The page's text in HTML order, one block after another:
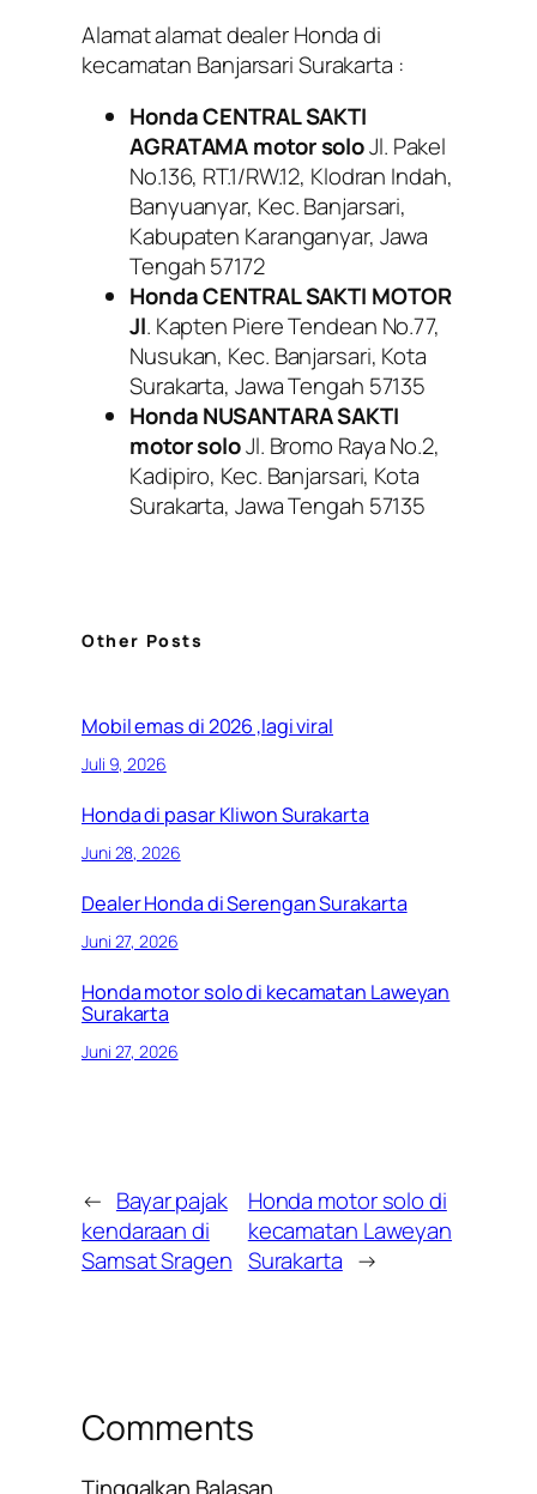
Alamat alamat dealer Honda di
kecamatan Banjarsari Surakarta :
Honda CENTRAL SAKTI
AGRATAMAmotor soloJl. Pakel
No.136, RT.1/RW.12, Klodran Indah,
Banyuanyar, Kec. Banjarsari,
Kabupaten Karanganyar, Jawa
Tengah 57172
Honda CENTRAL SAKTI MOTOR
Jl. Kapten Piere Tendean No.77,
Nusukan, Kec. Banjarsari, Kota
Surakarta, Jawa Tengah 57135
Honda NUSANTARA SAKTI
motor soloJl. Bromo Raya No.2,
Kadipiro, Kec. Banjarsari, Kota
Surakarta, Jawa Tengah 57135
Other Posts
Mobil emas di 2026 ,lagi viral
Juli 9, 2026
Honda di pasar Kliwon Surakarta
Juni 28, 2026
Dealer Honda di Serengan Surakarta
Juni 27, 2026
Honda motor solo di kecamatan Laweyan
Surakarta
Juni 27, 2026
← Bayar pajak
kendaraan di
Samsat Sragen
Honda motor solo di
kecamatan Laweyan
Surakarta →
Comments
Tinggalkan Balasan